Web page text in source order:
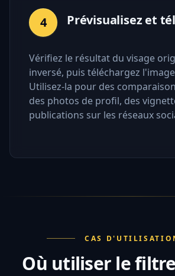
4 Prévisualisez et
Vérifiez le résultat du visage
inversé, puis téléchargez
Utilisez-la pour des
des photos de profil, des
publications sur les réseaux
CAS
Où utiliser le